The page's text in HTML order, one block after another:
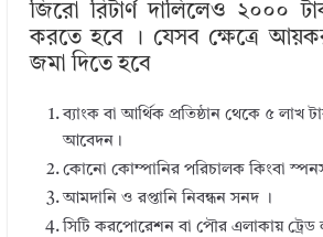
জিরো রিটার্ণ দালিলেও ২০০০
করতে হবে । যেসব ক্ষেত্রে আয়কর
জমা দিতে হবে
ব্যাংক বা আর্থিক প্রতিষ্ঠান থেকে ৫ লাখ
আবেদন।
কোনো কোম্পানির পরিচালক কিংবা
আমদানি ও রপ্তানি নিবন্ধন সনদ ।
সিটি করপোরেশন বা পৌর এলাকায় ট্রেড